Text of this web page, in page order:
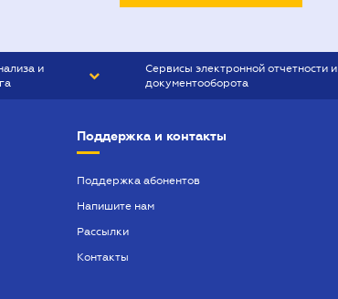
и
Сервисы электронной отчетности и
документооборота
Поддержка и контакты
Поддержка абонентов
Напишите нам
Рассылки
Контакты